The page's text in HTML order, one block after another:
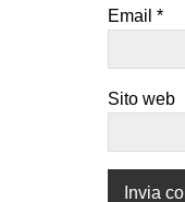
Email *
Sito web